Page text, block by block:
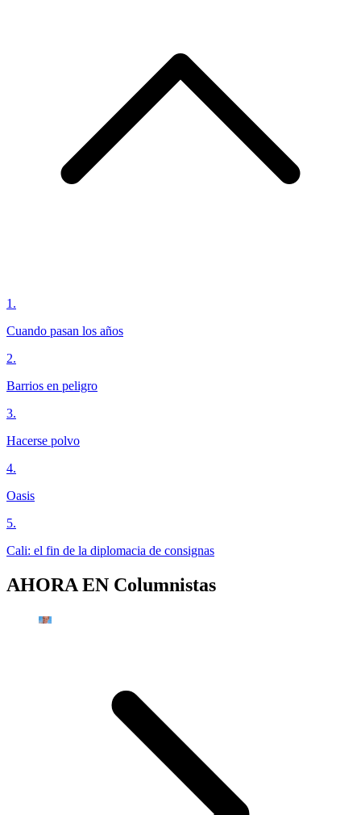
1 .
Cuando pasan los años
2.
Barrios en peligro
3.
Hacerse polvo
4.
Oasis
5.
Cali: el fin de la diplomacia de consignas
AHORA EN Columnistas